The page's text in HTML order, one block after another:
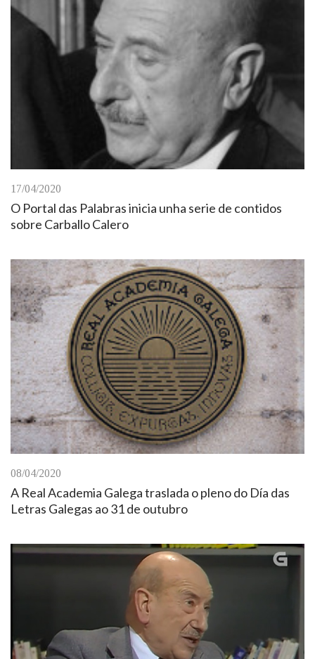
17/04/2020
O Portal das Palabras inicia unha serie de contidos
sobre Carballo Calero
08/04/2020
A Real Academia Galega traslada o pleno do Día das
Letras Galegas ao 31 de outubro